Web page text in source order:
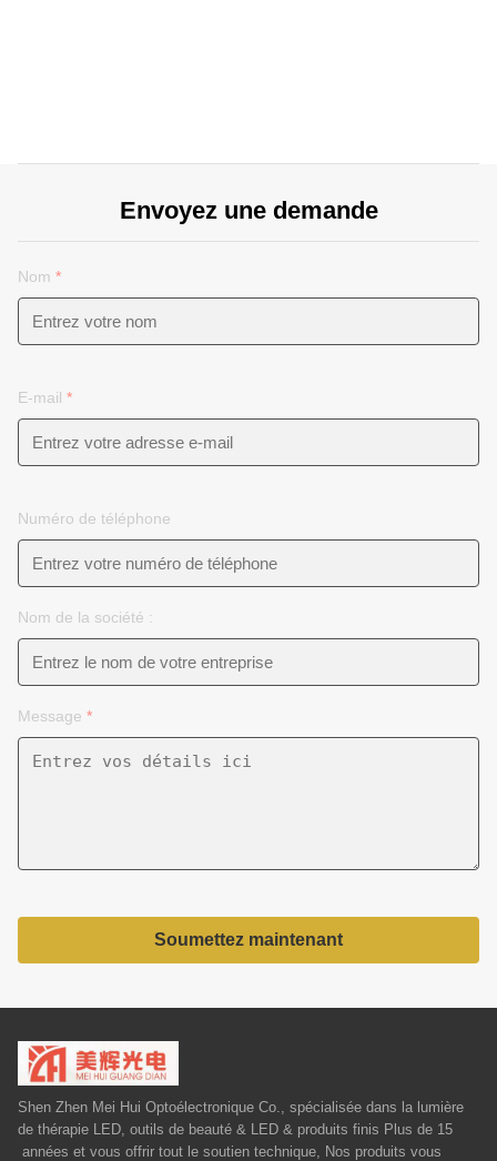
Envoyez une demande
Nom *
E-mail *
Numéro de téléphone
Nom de la société :
Message *
Soumettez maintenant
Shen Zhen Mei Hui Optoélectronique Co., spécialisée dans la lumière
de thérapie LED, outils de beauté & LED & produits finis Plus de 15
années et vous offrir tout le soutien technique, Nos produits vous